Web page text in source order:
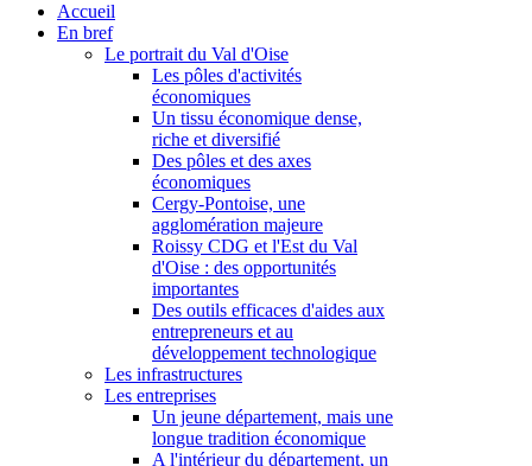
Accueil
En bref
Le portrait du Val d'Oise
Les pôles d'activités
économiques
Un tissu économique dense,
riche et diversifié
Des pôles et des axes
économiques
Cergy-Pontoise, une
agglomération majeure
Roissy CDG et l'Est du Val
d'Oise : des opportunités
importantes
Des outils efficaces d'aides aux
entrepreneurs et au
développement technologique
Les infrastructures
Les entreprises
Un jeune département, mais une
longue tradition économique
A l'intérieur du département, un